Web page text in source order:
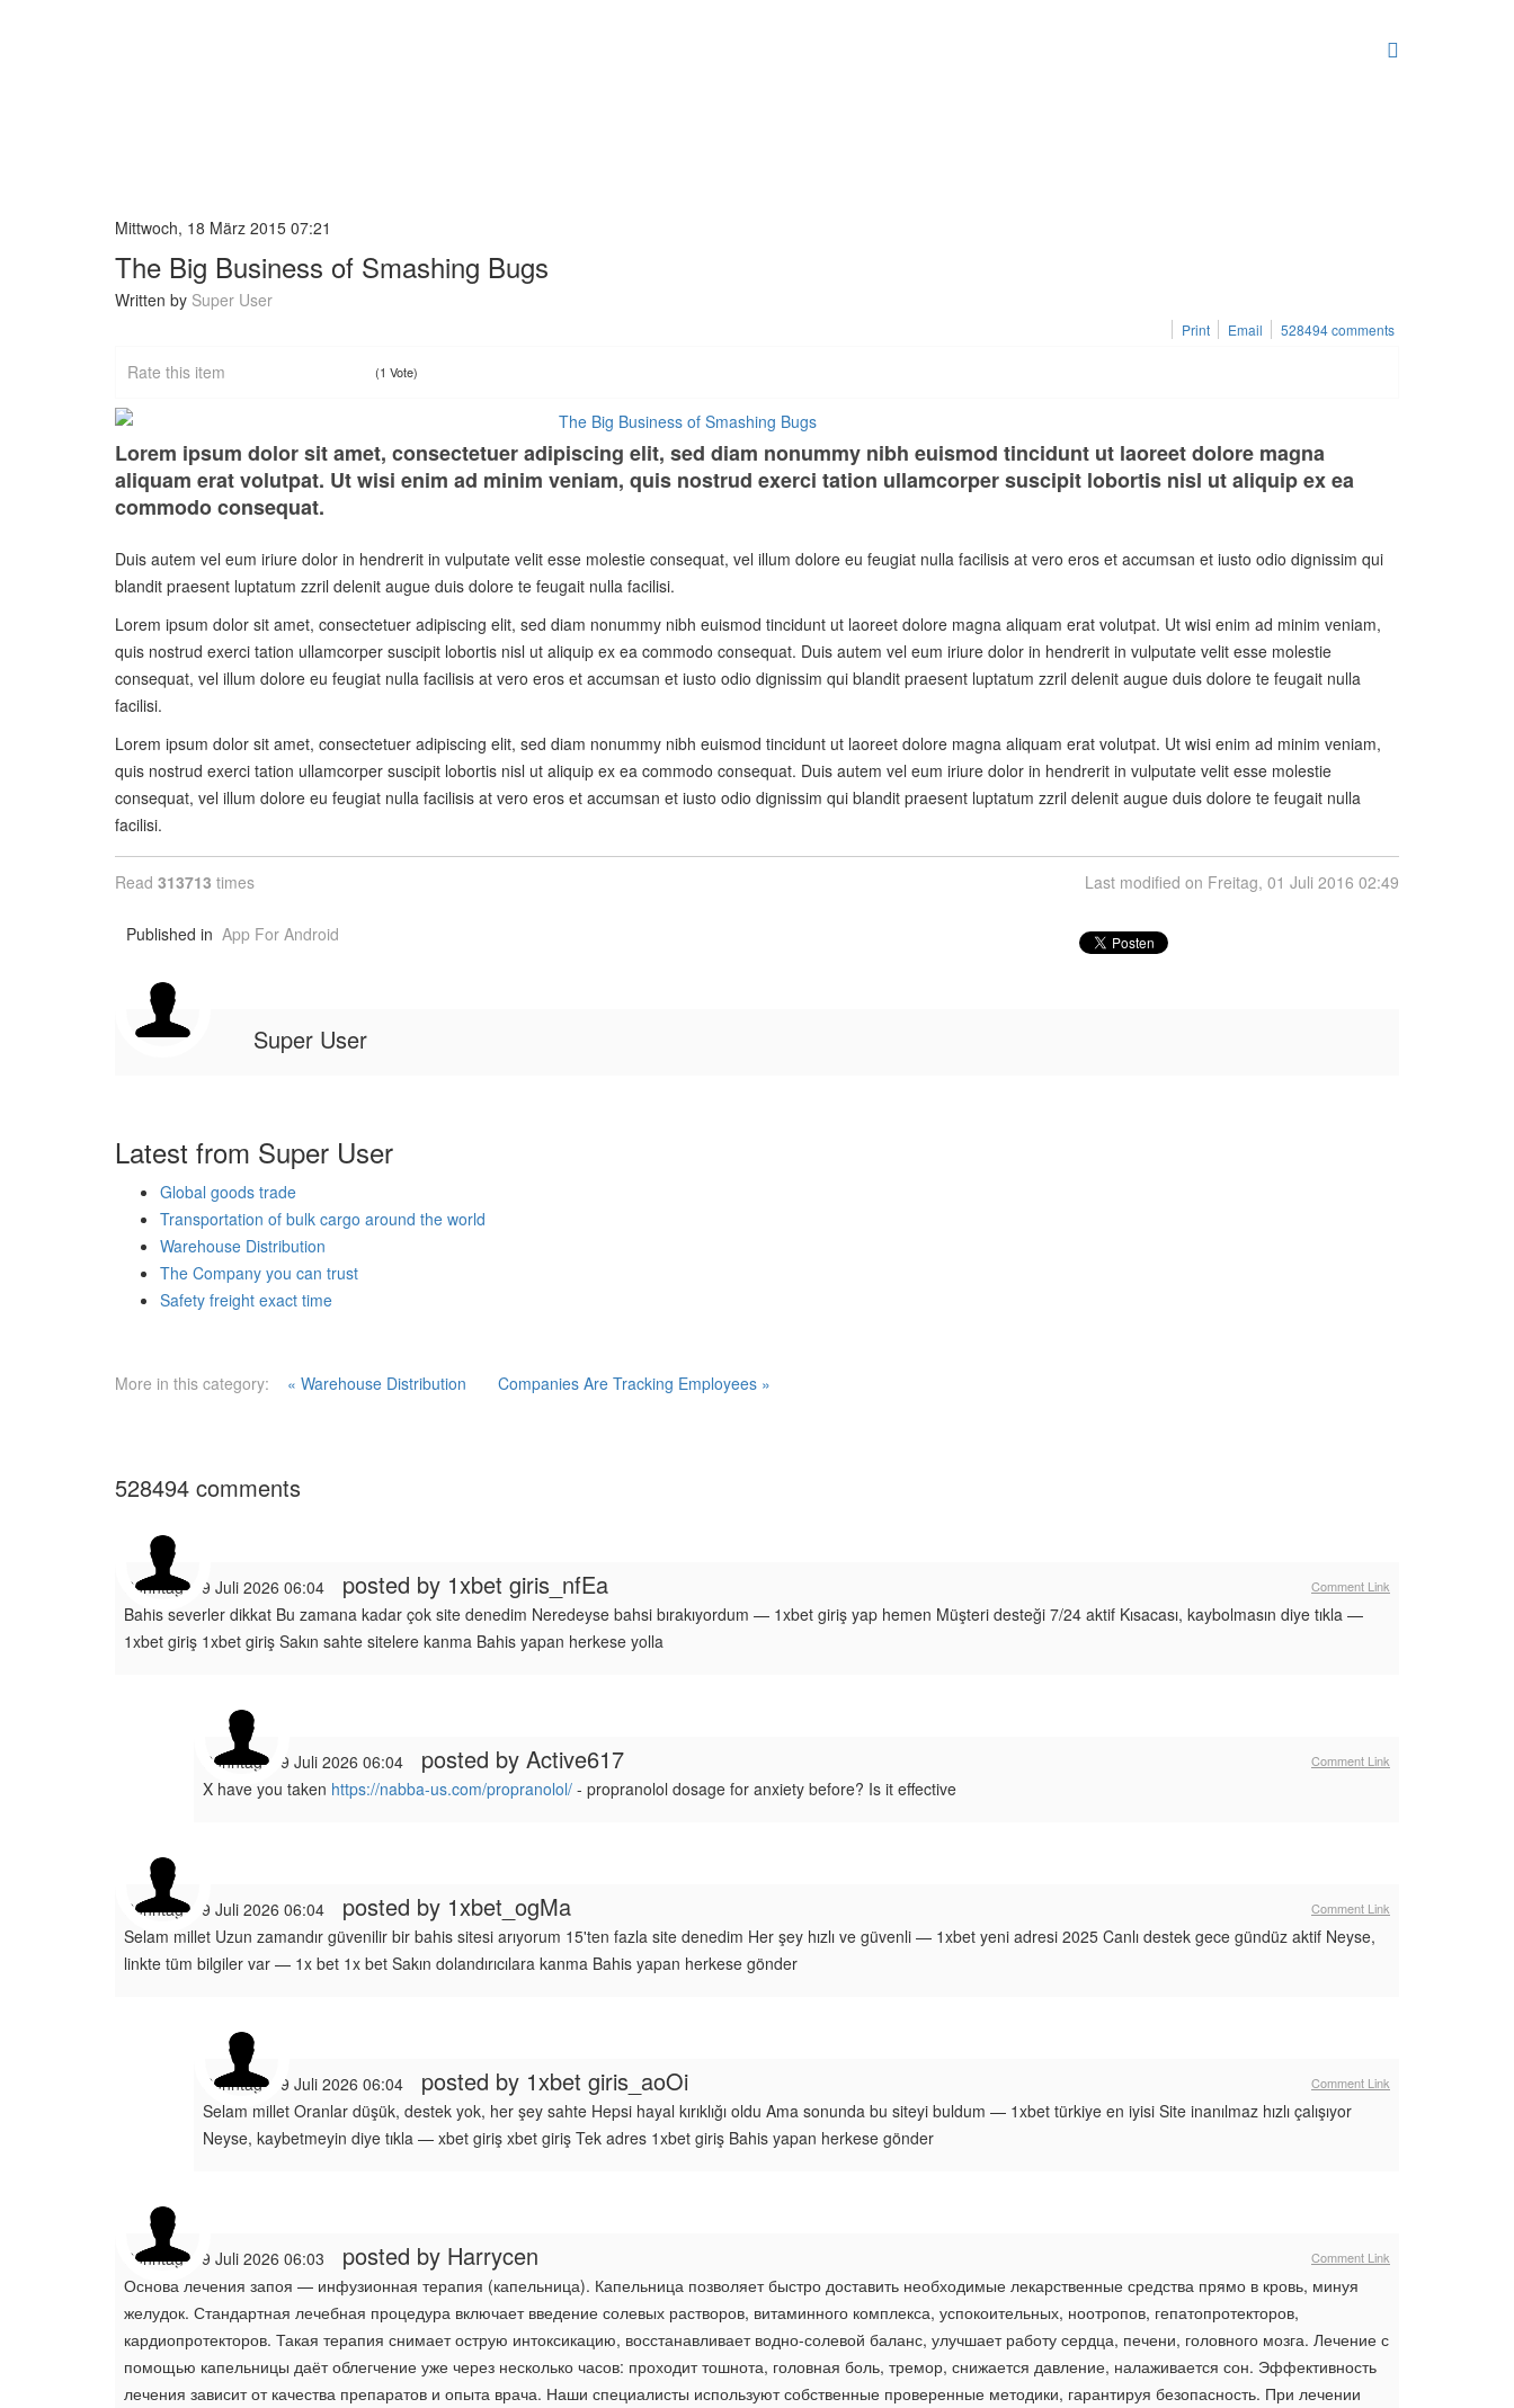
Mittwoch, 18 März 2015 07:21
The Big Business of Smashing Bugs
Written by Super User
Print Email 528494comments
Rate this item (1 Vote)
Lorem ipsum dolor sit amet, consectetuer adipiscing elit, sed diam nonummy nibh euismod tincidunt ut laoreet dolore magna
aliquam erat volutpat. Ut wisi enim ad minim veniam, quis nostrud exerci tation ullamcorper suscipit lobortis nisl ut aliquip ex ea
commodo consequat.
Duis autem vel eum iriure dolor in hendrerit in vulputate velit esse molestie consequat, vel illum dolore eu feugiat nulla facilisis at vero eros et accumsan et iusto odio dignissim qui
blandit praesent luptatum zzril delenit augue duis dolore te feugait nulla facilisi.
Lorem ipsum dolor sit amet, consectetuer adipiscing elit, sed diam nonummy nibh euismod tincidunt ut laoreet dolore magna aliquam erat volutpat. Ut wisi enim ad minim veniam,
quis nostrud exerci tation ullamcorper suscipit lobortis nisl ut aliquip ex ea commodo consequat. Duis autem vel eum iriure dolor in hendrerit in vulputate velit esse molestie
consequat, vel illum dolore eu feugiat nulla facilisis at vero eros et accumsan et iusto odio dignissim qui blandit praesent luptatum zzril delenit augue duis dolore te feugait nulla
facilisi.
Lorem ipsum dolor sit amet, consectetuer adipiscing elit, sed diam nonummy nibh euismod tincidunt ut laoreet dolore magna aliquam erat volutpat. Ut wisi enim ad minim veniam,
quis nostrud exerci tation ullamcorper suscipit lobortis nisl ut aliquip ex ea commodo consequat. Duis autem vel eum iriure dolor in hendrerit in vulputate velit esse molestie
consequat, vel illum dolore eu feugiat nulla facilisis at vero eros et accumsan et iusto odio dignissim qui blandit praesent luptatum zzril delenit augue duis dolore te feugait nulla
facilisi.
Read 313713 times Last modified on Freitag, 01 Juli 2016 02:49
Published in App For Android
Super User
Latest from Super User
Global goods trade
Transportation of bulk cargo around the world
Warehouse Distribution
The Company you can trust
Safety freight exact time
More in this category: « Warehouse Distribution Companies Are Tracking Employees »
528494 comments
Comment Link
Sonntag, 19 Juli 2026 06:04 posted by 1xbet giris_nfEa
Bahis severler dikkat Bu zamana kadar çok site denedim Neredeyse bahsi bırakıyordum — 1xbet giriş yap hemen Müşteri desteği 7/24 aktif Kısacası, kaybolmasın diye tıkla —
1xbet giriş 1xbet giriş Sakın sahte sitelere kanma Bahis yapan herkese yolla
Comment Link
Sonntag, 19 Juli 2026 06:04 posted by Active617
X have you taken https://nabba-us.com/propranolol/ - propranolol dosage for anxiety before? Is it effective
Comment Link
Sonntag, 19 Juli 2026 06:04 posted by 1xbet_ogMa
Selam millet Uzun zamandır güvenilir bir bahis sitesi arıyorum 15'ten fazla site denedim Her şey hızlı ve güvenli — 1xbet yeni adresi 2025 Canlı destek gece gündüz aktif Neyse,
linkte tüm bilgiler var — 1x bet 1x bet Sakın dolandırıcılara kanma Bahis yapan herkese gönder
Comment Link
Sonntag, 19 Juli 2026 06:04 posted by 1xbet giris_aoOi
Selam millet Oranlar düşük, destek yok, her şey sahte Hepsi hayal kırıklığı oldu Ama sonunda bu siteyi buldum — 1xbet türkiye en iyisi Site inanılmaz hızlı çalışıyor
Neyse, kaybetmeyin diye tıkla — xbet giriş xbet giriş Tek adres 1xbet giriş Bahis yapan herkese gönder
Comment Link
Sonntag, 19 Juli 2026 06:03 posted by Harrycen
Основа лечения запоя — инфузионная терапия (капельница). Капельница позволяет быстро доставить необходимые лекарственные средства прямо в кровь, минуя
желудок. Стандартная лечебная процедура включает введение солевых растворов, витаминного комплекса, успокоительных, ноотропов, гепатопротекторов,
кардиопротекторов. Такая терапия снимает острую интоксикацию, восстанавливает водно-солевой баланс, улучшает работу сердца, печени, головного мозга. Лечение с
помощью капельницы даёт облегчение уже через несколько часов: проходит тошнота, головная боль, тремор, снижается давление, налаживается сон. Эффективность
лечения зависит от качества препаратов и опыта врача. Наши специалисты используют собственные проверенные методики, гарантируя безопасность. При лечении